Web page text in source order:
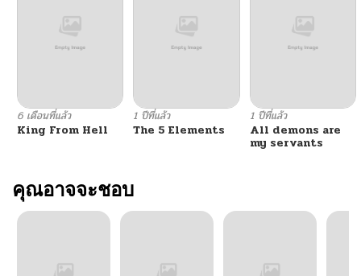
6 เดือนที่แล้ว
King From Hell
1 ปีที่แล้ว
The 5 Elements
1 ปีที่แล้ว
All demons are
my servants
คุณอาจจะชอบ